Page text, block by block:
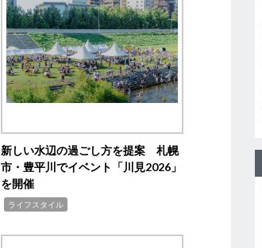
新しい水辺の過ごし方を提案 札幌
市・豊平川でイベント「川見2026」
を開催
ライフスタイル